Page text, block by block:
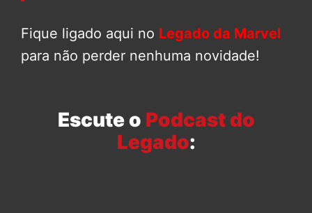
Fique ligado aqui no Legado da Marvel
para não perder nenhuma novidade!
Escute o Podcast do
Legado: